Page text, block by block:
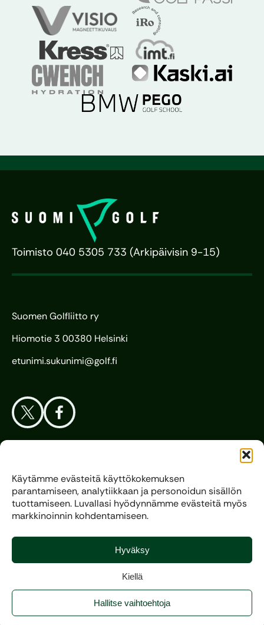
Käytämme evästeitä käyttökokemuksen
parantamiseen, analytiikkaan ja personoidun sisällön
tuottamiseen. Luvallasi hyödynnämme evästeitä myös
markkinoinnin kohdentamiseen.
Hyväksy
Kiellä
Hallitse vaihtoehtoja
Toimisto 040 5305 733 (Arkipäivisin 9-15)
Suomen Golfliitto ry
Hiomotie 3 00380 Helsinki
etunimi.sukunimi@golf.fi
Liitto
Kilpagolf
Copyright 2025, All rights reserved.
Evästeasetukset